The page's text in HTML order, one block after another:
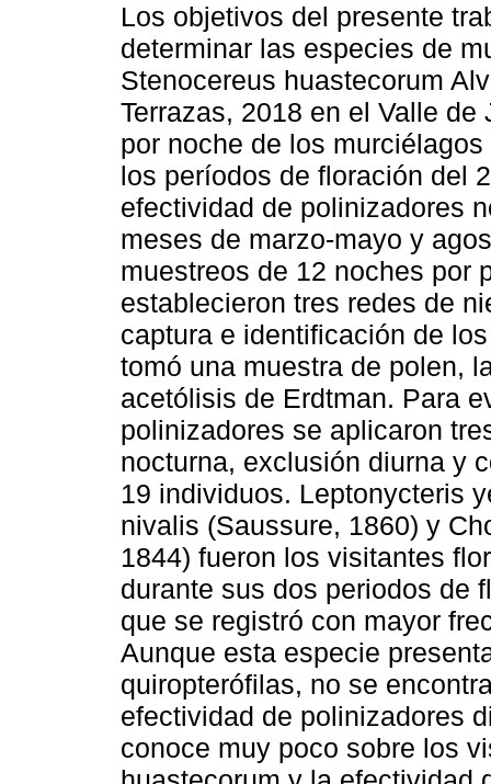
Los objetivos del presente
determinar las especies de
Stenocereus huastecorum
Terrazas, 2018 en el Valle
por noche de los
los períodos de floración del
efectividad de polinizadores
meses de marzo-mayo y
muestreos de 12 noches por
establecieron tres redes de
captura e identificación de
tomó una muestra de polen,
acetólisis de Erdtman. Para
polinizadores se aplicaron
nocturna, exclusión diurna y
19 individuos. Leptonycteris
nivalis (Saussure, 1860) y
1844) fueron los visitantes
durante sus dos periodos de
que se registró con mayor
Aunque esta especie
quiropterófilas, no se
efectividad de polinizadores
conoce muy poco sobre los